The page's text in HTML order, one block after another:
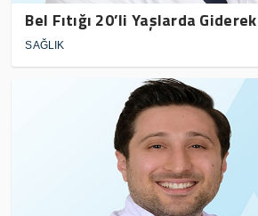
Bel Fıtığı 20’li Yaşlarda
SAĞLIK